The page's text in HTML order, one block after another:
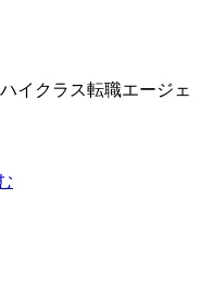
ハイクラス転職エージェ